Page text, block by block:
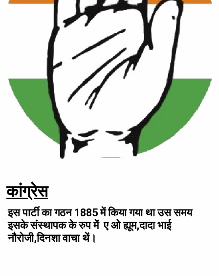
कांग्रेस
इस पार्टी का गठन 1885 में किया गया था उस समय
इसके संस्थापक के रुप में ए ओ ह्यूम,दादा भाई
नौरोजी,दिनशा वाचा थें।